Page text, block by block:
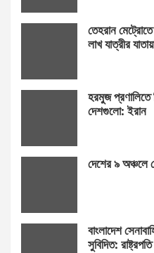
তেহরান
লাখ যাত্রীর
হরমুজ প্রণালিতে
দেশগুলো: ইরান
দেশের ৯ অঞ্চলে
বাংলাদেশ
সুবিদিত: রাষ্ট্রপতি